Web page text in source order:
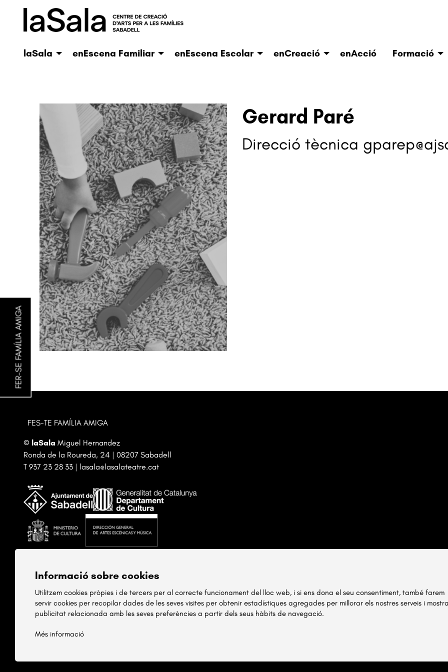
FER-SE FAMÍLIA AMIGA
laSala enEscena Familiar enEscena Escolar enCreació enAcció Formació
Gerard Paré
Direcció tècnica
FES-TE FAMÍLIA AMIGA
© laSala Miguel Hernandez
Ronda de la Roureda, 24 | 08207 Sabadell
T 937 23 28 33 | lasala@lasalateatre.cat
Informació sobre cookies
Utilitzem cookies pròpies i de tercers per al correcte funcionament del lloc web, i si ens dona el seu consentiment, també farem
servir cookies per recopilar dades de les seves visites per obtenir estadístiques agregades per millorar els nostres serveis i
publicitat relacionada amb les seves preferències a partir dels seus hàbits de navegació.
Més informació